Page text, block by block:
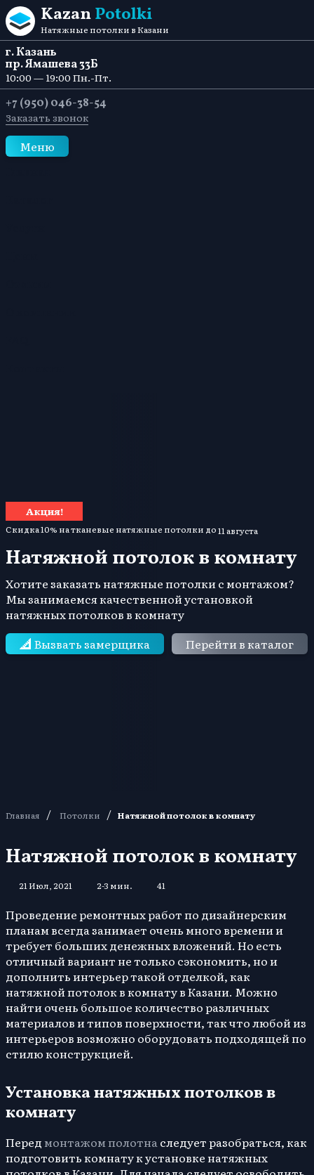
Перейти к содержанию
KazanPotolki
Натяжные потолки в Казани
г. Казань
пр. Ямашева 33Б
10:00 — 19:00 Пн.-Пт.
+7 (950) 046-38-54
Заказать звонок
Меню
Акция!
Скидка 10% на тканевые натяжные потолки до11 августа
Натяжной потолок в комнату
Хотите заказать натяжные потолки с монтажом?
Мы занимаемся качественной установкой
натяжных потолков в комнату
Вызвать замерщика
Перейти в каталог
Главная / Потолки / Натяжной потолок в комнату
Натяжной потолок в комнату
21 Июл, 2021 2-3 мин. 41
Проведение ремонтных работ по дизайнерским
планам всегда занимает очень много времени и
требует больших денежных вложений. Но есть
отличный вариант не только сэкономить, но и
дополнить интерьер такой отделкой, как
натяжной потолок в комнату в Казани. Можно
найти очень большое количество различных
материалов и типов поверхности, так что любой из
интерьеров возможно оборудовать подходящей по
стилю конструкцией.
Установка натяжных потолков в
комнату
Перед монтажом полотнаследует разобраться, как
подготовить комнату к установке натяжных